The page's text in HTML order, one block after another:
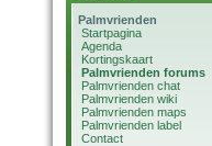
Palmvrienden
Startpagina
Agenda
Kortingskaart
Palmvrienden forums
Palmvrienden chat
Palmvrienden wiki
Palmvrienden maps
Palmvrienden label
Contact